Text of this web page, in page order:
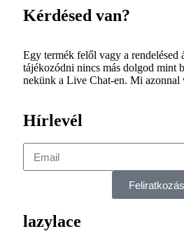
Kérdésed van?
Egy termék felől vagy a rendelésed
tájékozódni nincs más dolgod mint
nekünk a Live Chat-en. Mi azonnal
Hírlevél
Feliratkozás
lazylace